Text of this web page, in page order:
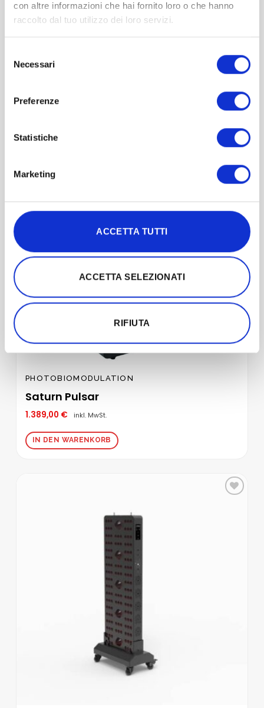
con altre informazioni che hai fornito loro o che hanno
raccolto dal tuo utilizzo dei loro servizi.
delNecessari
Preferenze
Statistiche
Marketing
ACCETTA TUTTI
ACCETTA SELEZIONATI
RIFIUTA
PHOTOBIOMODULATION
Vega Pulsar – Die neue Dimension der
Photomedizin für zu Hause
IN DEN WARENKORB
Wunschliste
hinzufügen
PHOTOBIOMODULATION
Saturn Pulsar
1.389,00 € inkl. MwSt.
IN DEN WARENKORB